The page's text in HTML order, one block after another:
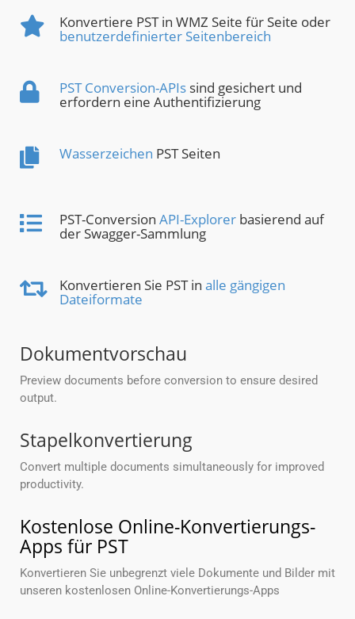
Konvertiere PST in WMZ Seite für Seite oder
benutzerdefinierter Seitenbereich
PST Conversion-APIs sind gesichert und
erfordern eine Authentifizierung
Wasserzeichen PST Seiten
PST-Conversion API-Explorer basierend auf
der Swagger-Sammlung
Konvertieren Sie PST in alle gängigen
Dateiformate
Dokumentvorschau
Preview documents before conversion to ensure desired
output.
Stapelkonvertierung
Convert multiple documents simultaneously for improved
productivity.
Kostenlose Online-Konvertierungs-
Apps für PST
Konvertieren Sie unbegrenzt viele Dokumente und Bilder mit
unseren kostenlosen Online-Konvertierungs-Apps